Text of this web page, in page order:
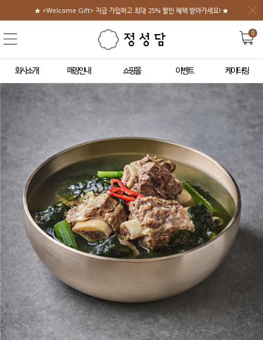
★ <Welcome Gift> 지금 가입하고 최대 25% 할인 혜택 받아가세요! ★
0
회사소개 매장안내 쇼핑몰 이벤트 케이터링